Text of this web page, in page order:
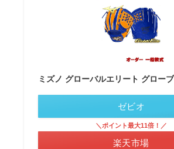
ミズノ グローバルエリート グローブ
＼ポイント最大11倍！／
楽天市場
ゼビオ